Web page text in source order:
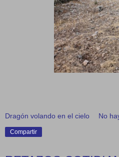
Dragón volando en el cielo No
Compartir